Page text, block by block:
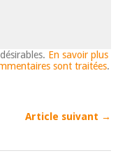
En savoir plus
sont traitées.
Article suivant →